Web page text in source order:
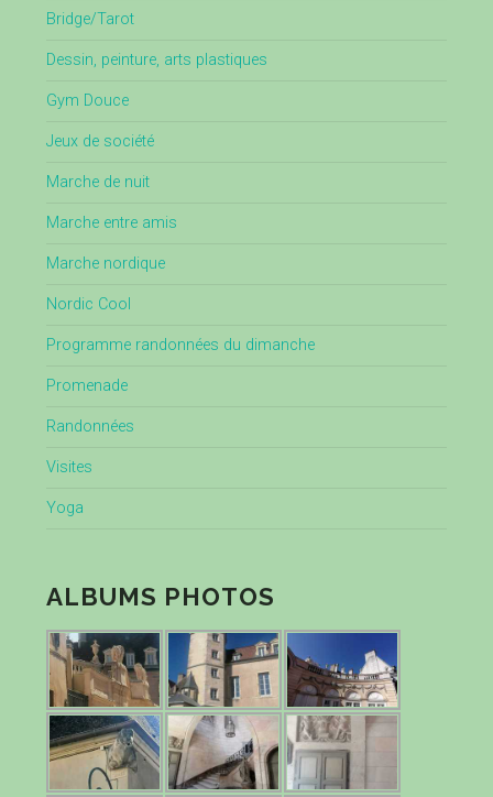
Bridge/Tarot
Dessin, peinture, arts plastiques
Gym Douce
Jeux de société
Marche de nuit
Marche entre amis
Marche nordique
Nordic Cool
Programme randonnées du dimanche
Promenade
Randonnées
Visites
Yoga
ALBUMS PHOTOS